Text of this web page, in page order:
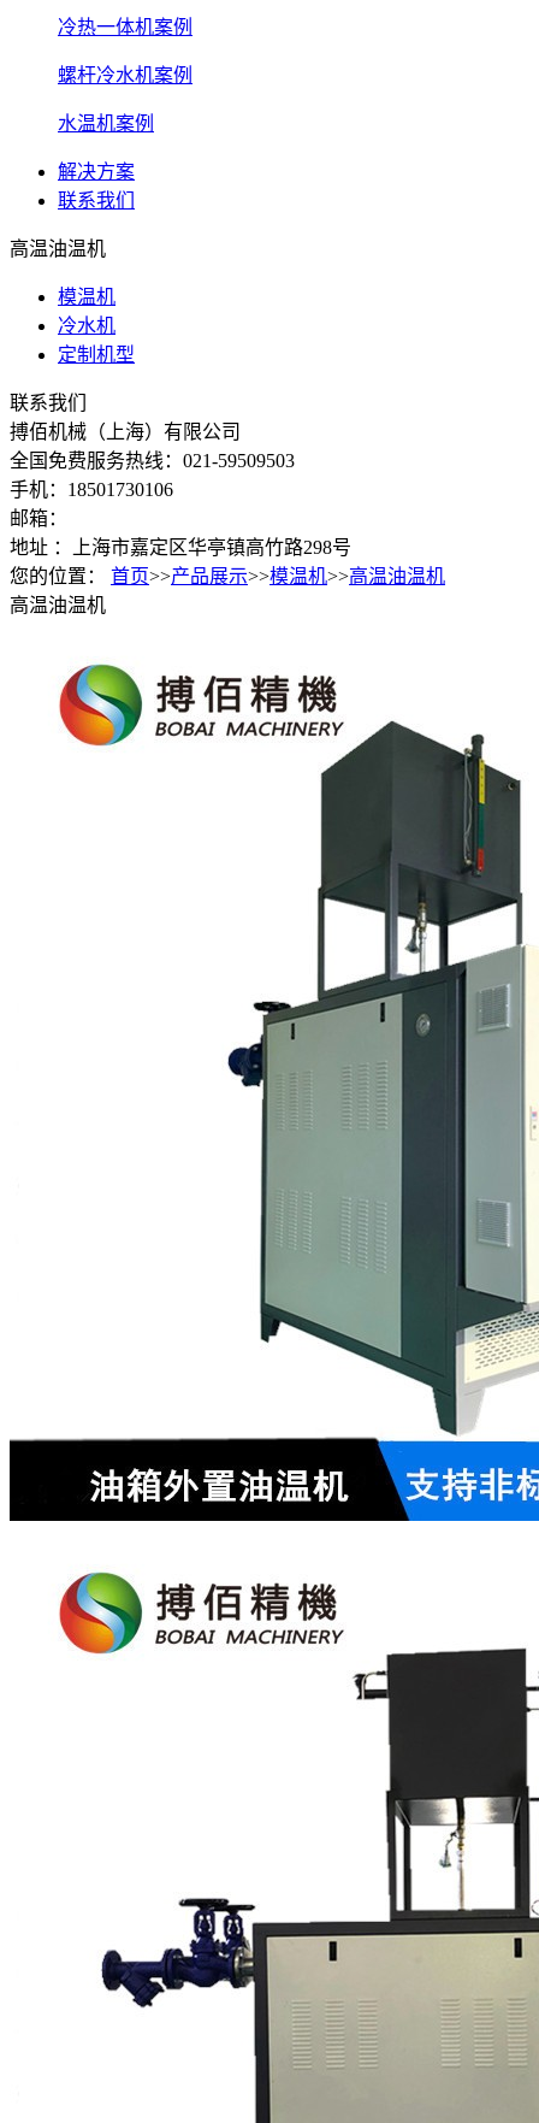
冷热一体机案例
螺杆冷水机案例
水温机案例
解决方案
联系我们
高温油温机
模温机
冷水机
定制机型
联系我们
搏佰机械（上海）有限公司
全国免费服务热线：021-59509503
手机：18501730106
邮箱：
地址 ：上海市嘉定区华亭镇高竹路298号
您的位置：
首页>>产品展示>>模温机>>高温油温机
高温油温机